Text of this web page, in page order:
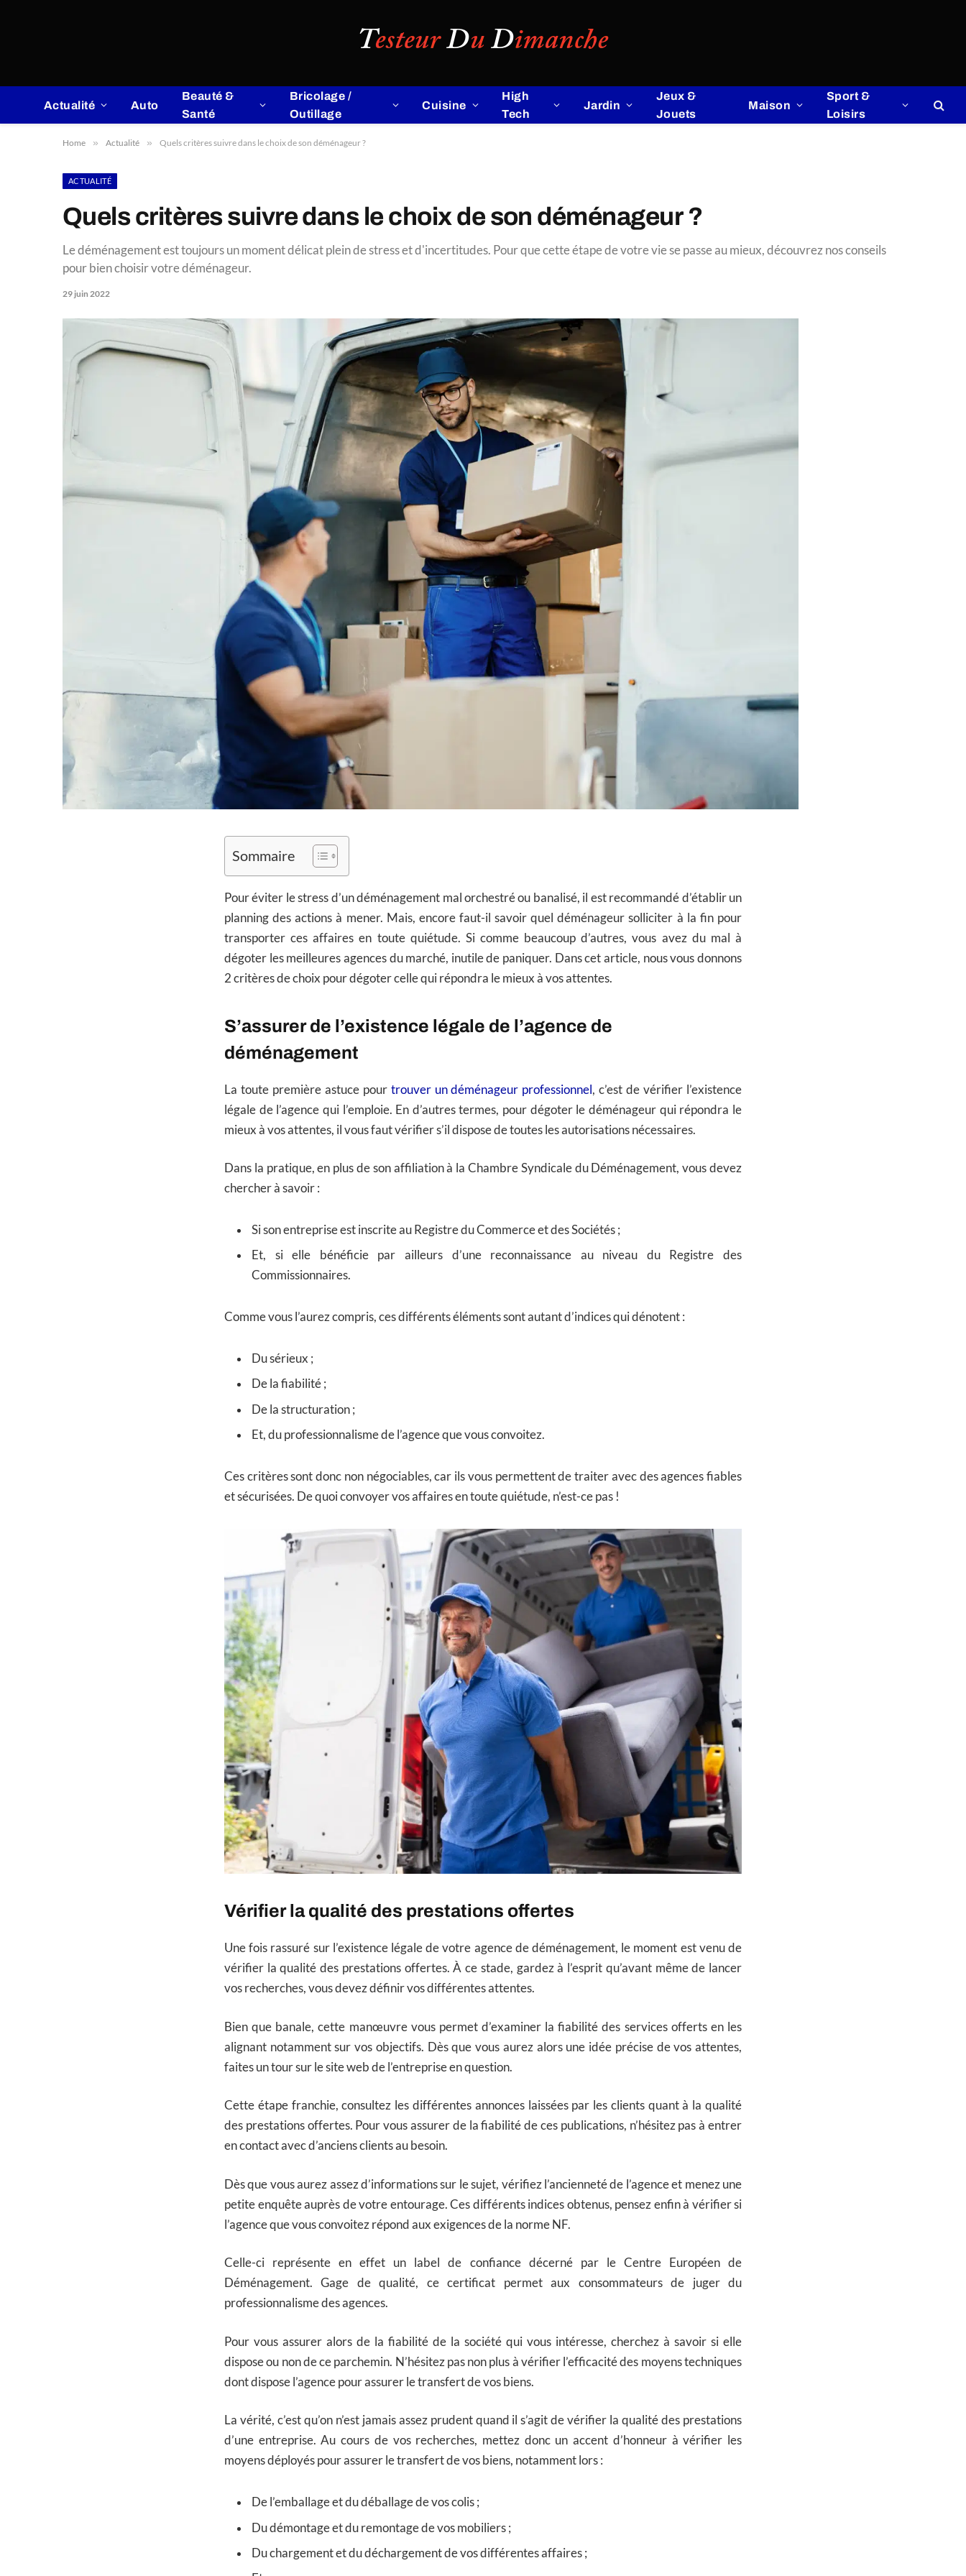
Actualité Auto
Beauté &
Santé
Bricolage /
Outillage
Cuisine
High
Tech
Jardin
Jeux &
Jouets
Maison
Sport &
Loisirs
Home » Actualité » Quels critères suivre dans le choix de son déménageur ?
ACTUALITÉ
Quels critères suivre dans le choix de son déménageur ?
Le déménagement est toujours un moment délicat plein de stress et d'incertitudes. Pour que cette étape de votre vie se passe au mieux, découvrez nos conseils
pour bien choisir votre déménageur.
29 juin 2022
Sommaire
Pour éviter le stress d’un déménagement mal orchestré ou banalisé, il est recommandé d’établir un
planning des actions à mener. Mais, encore faut-il savoir quel déménageur solliciter à la fin pour
transporter ces affaires en toute quiétude. Si comme beaucoup d’autres, vous avez du mal à
dégoter les meilleures agences du marché, inutile de paniquer. Dans cet article, nous vous donnons
2 critères de choix pour dégoter celle qui répondra le mieux à vos attentes.
S’assurer de l’existence légale de l’agence de
déménagement
La toute première astuce pour trouver un déménageur professionnel, c’est de vérifier l’existence
légale de l’agence qui l’emploie. En d’autres termes, pour dégoter le déménageur qui répondra le
mieux à vos attentes, il vous faut vérifier s’il dispose de toutes les autorisations nécessaires.
Dans la pratique, en plus de son affiliation à la Chambre Syndicale du Déménagement, vous devez
chercher à savoir :
Si son entreprise est inscrite au Registre du Commerce et des Sociétés ;
Et, si elle bénéficie par ailleurs d’une reconnaissance au niveau du Registre des
Commissionnaires.
Comme vous l’aurez compris, ces différents éléments sont autant d’indices qui dénotent :
Du sérieux ;
De la fiabilité ;
De la structuration ;
Et, du professionnalisme de l’agence que vous convoitez.
Ces critères sont donc non négociables, car ils vous permettent de traiter avec des agences fiables
et sécurisées. De quoi convoyer vos affaires en toute quiétude, n’est-ce pas !
Vérifier la qualité des prestations offertes
Une fois rassuré sur l’existence légale de votre agence de déménagement, le moment est venu de
vérifier la qualité des prestations offertes. À ce stade, gardez à l’esprit qu’avant même de lancer
vos recherches, vous devez définir vos différentes attentes.
Bien que banale, cette manœuvre vous permet d’examiner la fiabilité des services offerts en les
alignant notamment sur vos objectifs. Dès que vous aurez alors une idée précise de vos attentes,
faites un tour sur le site web de l’entreprise en question.
Cette étape franchie, consultez les différentes annonces laissées par les clients quant à la qualité
des prestations offertes. Pour vous assurer de la fiabilité de ces publications, n’hésitez pas à entrer
en contact avec d’anciens clients au besoin.
Dès que vous aurez assez d’informations sur le sujet, vérifiez l’ancienneté de l’agence et menez une
petite enquête auprès de votre entourage. Ces différents indices obtenus, pensez enfin à vérifier si
l’agence que vous convoitez répond aux exigences de la norme NF.
Celle-ci représente en effet un label de confiance décerné par le Centre Européen de
Déménagement. Gage de qualité, ce certificat permet aux consommateurs de juger du
professionnalisme des agences.
Pour vous assurer alors de la fiabilité de la société qui vous intéresse, cherchez à savoir si elle
dispose ou non de ce parchemin. N’hésitez pas non plus à vérifier l’efficacité des moyens techniques
dont dispose l’agence pour assurer le transfert de vos biens.
La vérité, c’est qu’on n’est jamais assez prudent quand il s’agit de vérifier la qualité des prestations
d’une entreprise. Au cours de vos recherches, mettez donc un accent d’honneur à vérifier les
moyens déployés pour assurer le transfert de vos biens, notamment lors :
De l’emballage et du déballage de vos colis ;
Du démontage et du remontage de vos mobiliers ;
Du chargement et du déchargement de vos différentes affaires ;